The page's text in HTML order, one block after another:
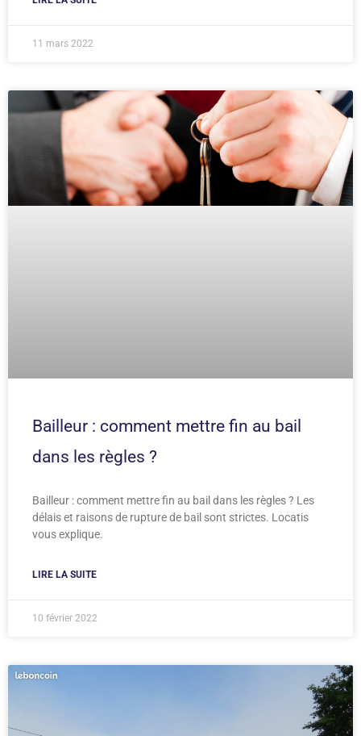
11 mars 2022
Bailleur : comment mettre fin au bail
dans les règles ?
Bailleur : comment mettre fin au bail dans les règles ? Les
délais et raisons de rupture de bail sont strictes. Locatis
vous explique.
LIRE LA SUITE
10 février 2022